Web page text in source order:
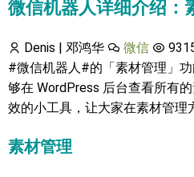
微信机器人详细介绍：
Denis | 邓鸿华 微信
#微信机器人#的「素材管理」
够在 WordPress 后台查看所有
效的小工具，让大家在素材管理
素材管理